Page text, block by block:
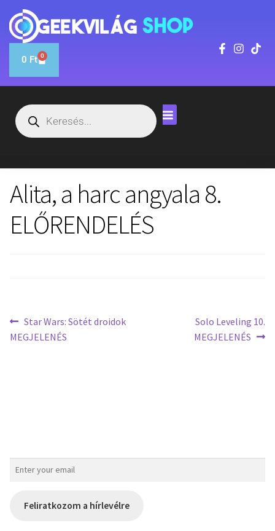
0 Ft 0
Alita, a harc angyala 8.
ELŐRENDELÉS
Star Wars: Sötét droidok
MEGJELENÉS
Solo Leveling 10.
MEGJELENÉS
Feliratkozom a hírlevélre